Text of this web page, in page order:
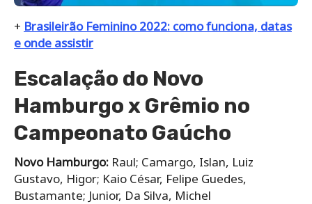
+ Brasileirão Feminino 2022: como funciona, datas
e onde assistir
Escalação do Novo
Hamburgo x Grêmio no
Campeonato Gaúcho
Novo Hamburgo: Raul; Camargo, Islan, Luiz
Gustavo, Higor; Kaio César, Felipe Guedes,
Bustamante; Junior, Da Silva, Michel